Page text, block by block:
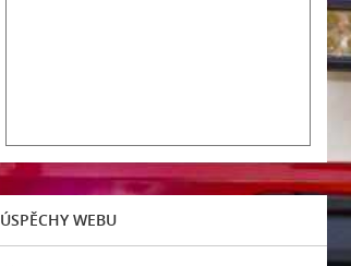
ÚSPĚCHY WEBU